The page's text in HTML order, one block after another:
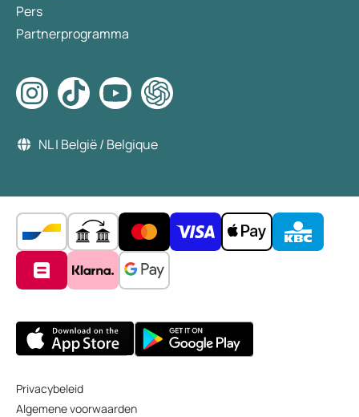
Pers
Partnerprogramma
NL | België / Belgique
Privacybeleid
Algemene voorwaarden